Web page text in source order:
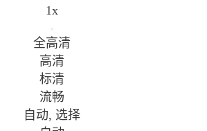
1x
全高清
高清
标清
流畅
自动, 选择